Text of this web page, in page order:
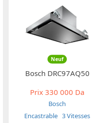
Neuf
Bosch DRC97AQ50
Prix 330 000 Da
Bosch
Encastrable 3 Vitesses